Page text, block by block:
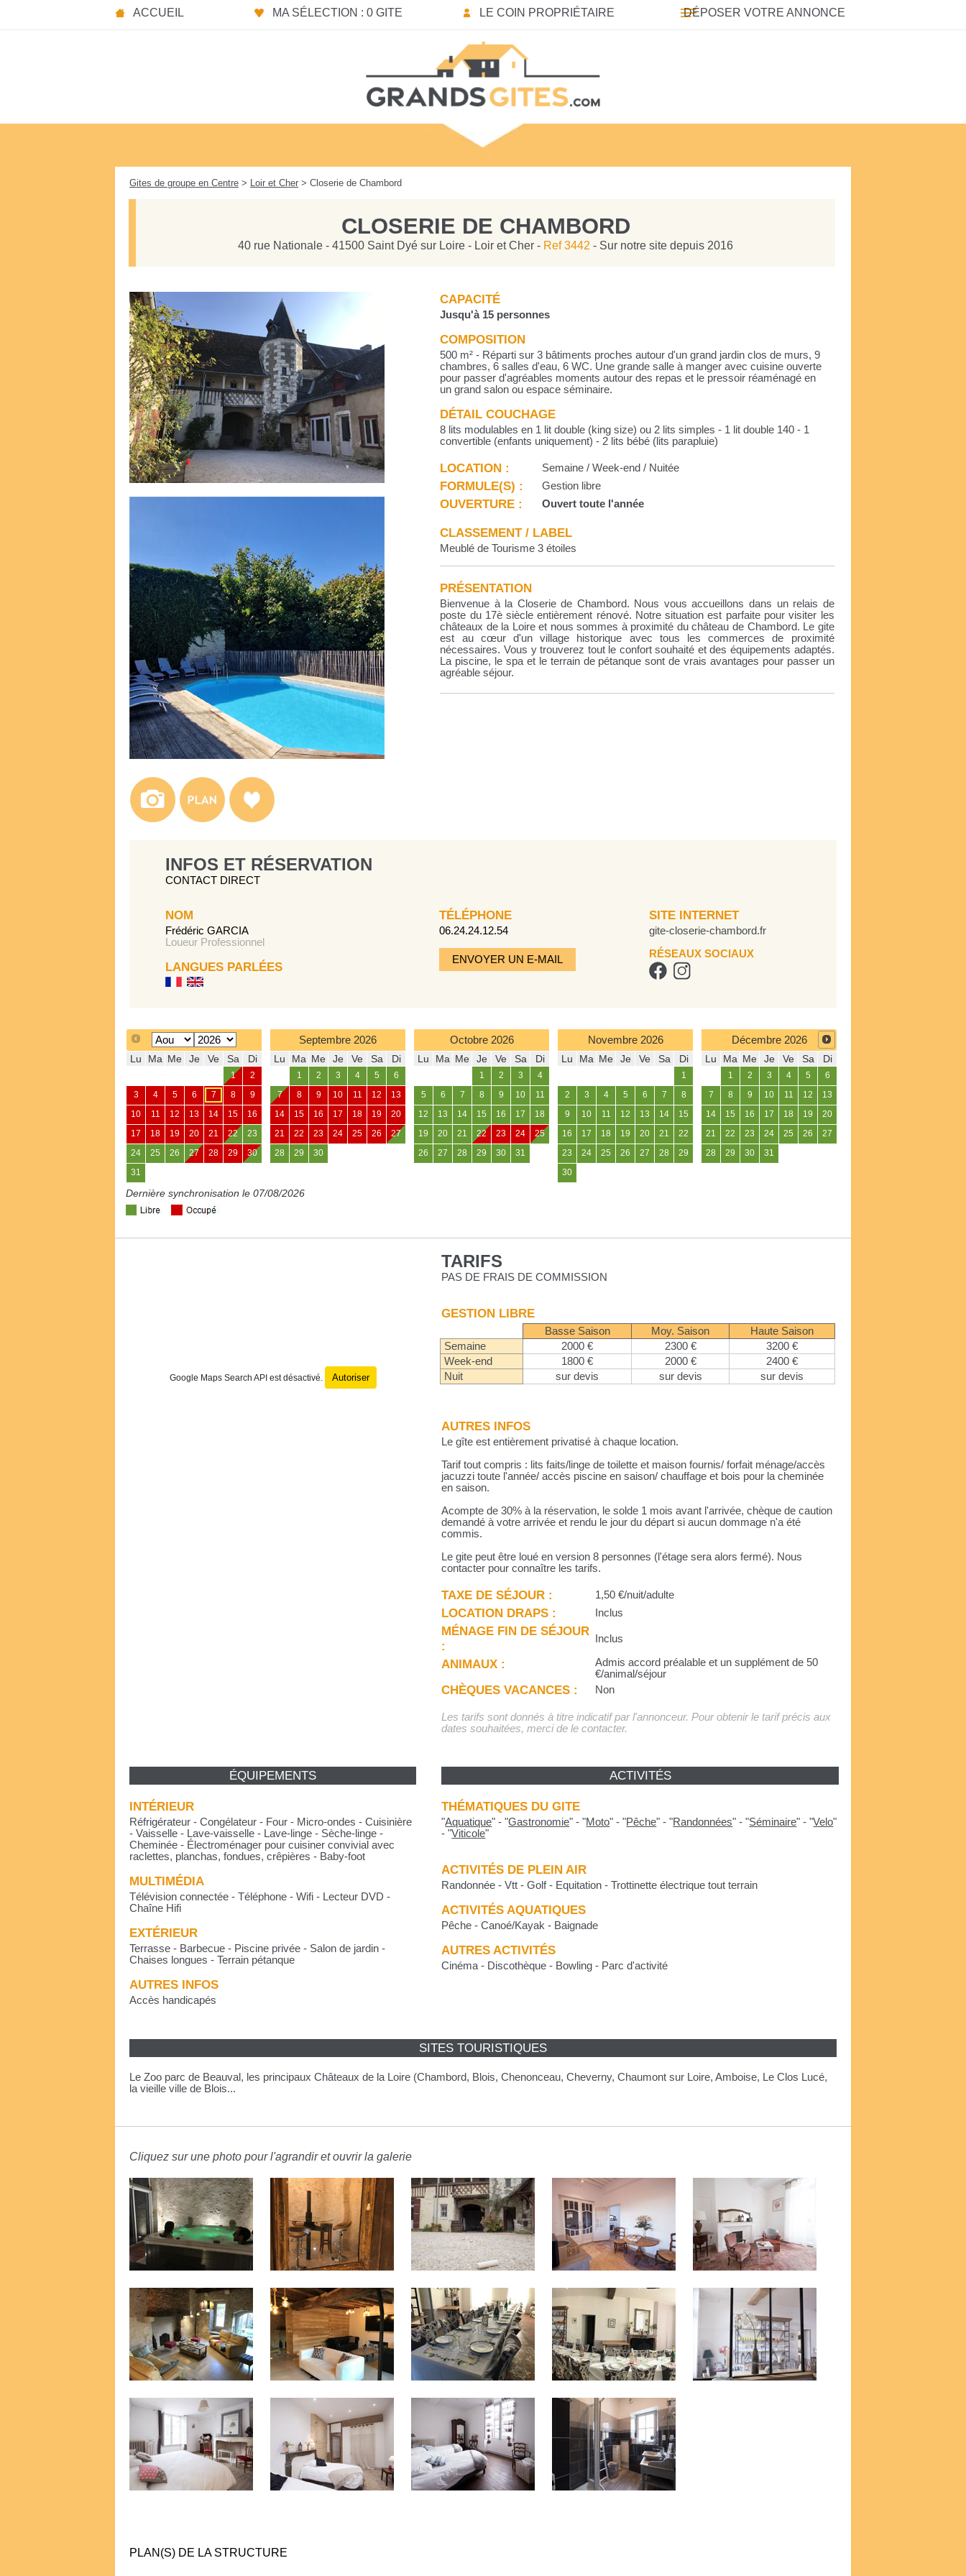
ACCUEIL MA SÉLECTION : 0 GITE LE COIN PROPRIÉTAIRE DÉPOSER VOTRE ANNONCE
Gites de groupe en Centre > Loir et Cher > Closerie de Chambord
CLOSERIE DE CHAMBORD
40 rue Nationale - 41500 Saint Dyé sur Loire - Loir et Cher - Ref 3442 - Sur notre site depuis 2016
CAPACITÉ
Jusqu'à 15 personnes
COMPOSITION
500 m² - Réparti sur 3 bâtiments proches autour d'un grand jardin clos de murs, 9
chambres, 6 salles d'eau, 6 WC. Une grande salle à manger avec cuisine ouverte
pour passer d'agréables moments autour des repas et le pressoir réaménagé en
un grand salon ou espace séminaire.
DÉTAIL COUCHAGE
8 lits modulables en 1 lit double (king size) ou 2 lits simples - 1 lit double 140 - 1
convertible (enfants uniquement) - 2 lits bébé (lits parapluie)
LOCATION : Semaine / Week-end / Nuitée
FORMULE(S) : Gestion libre
OUVERTURE : Ouvert toute l'année
CLASSEMENT / LABEL
Meublé de Tourisme 3 étoiles
PRÉSENTATION
Bienvenue à la Closerie de Chambord. Nous vous accueillons dans un relais de
poste du 17è siècle entièrement rénové. Notre situation est parfaite pour visiter les
châteaux de la Loire et nous sommes à proximité du château de Chambord. Le gite
est au cœur d'un village historique avec tous les commerces de proximité
nécessaires. Vous y trouverez tout le confort souhaité et des équipements adaptés.
La piscine, le spa et le terrain de pétanque sont de vrais avantages pour passer un
agréable séjour.
INFOS ET RÉSERVATION
CONTACT DIRECT
NOM
Frédéric GARCIA
Loueur Professionnel
LANGUES PARLÉES
TÉLÉPHONE
06.24.24.12.54
ENVOYER UN E-MAIL
SITE INTERNET
gite-closerie-chambord.fr
RÉSEAUX SOCIAUX
Lu Ma Me Je Ve Sa Di
1 2
3 4 5 6 7 8 9
10 11 12 13 14 15 16
17 18 19 20 21 22 23
24 25 26 27 28 29 30
31
Septembre 2026
Lu Ma Me Je Ve Sa Di
1 2 3 4 5 6
7 8 9 10 11 12 13
14 15 16 17 18 19 20
21 22 23 24 25 26 27
28 29 30
Octobre 2026
Lu Ma Me Je Ve Sa Di
1 2 3 4
5 6 7 8 9 10 11
12 13 14 15 16 17 18
19 20 21 22 23 24 25
26 27 28 29 30 31
Novembre 2026
Lu Ma Me Je Ve Sa Di
1
2 3 4 5 6 7 8
9 10 11 12 13 14 15
16 17 18 19 20 21 22
23 24 25 26 27 28 29
30
Décembre 2026
Lu Ma Me Je Ve Sa Di
1 2 3 4 5 6
7 8 9 10 11 12 13
14 15 16 17 18 19 20
21 22 23 24 25 26 27
28 29 30 31
Dernière synchronisation le 07/08/2026
Google Maps Search API est désactivé. Autoriser
TARIFS
PAS DE FRAIS DE COMMISSION
GESTION LIBRE
Basse Saison Moy. Saison
Haute Saison
Semaine
2000 € 2300 €
3200 €
Week-end
1800 € 2000 €
2400 €
Nuit
sur devis sur devis sur devis
AUTRES INFOS
Le gîte est entièrement privatisé à chaque location.
Tarif tout compris : lits faits/linge de toilette et maison fournis/ forfait ménage/accès
jacuzzi toute l'année/ accès piscine en saison/ chauffage et bois pour la cheminée
en saison.
Acompte de 30% à la réservation, le solde 1 mois avant l'arrivée, chèque de caution
demandé à votre arrivée et rendu le jour du départ si aucun dommage n'a été
commis.
Le gite peut être loué en version 8 personnes (l'étage sera alors fermé). Nous
contacter pour connaître les tarifs.
TAXE DE SÉJOUR : 1,50 €/nuit/adulte
LOCATION DRAPS : Inclus
MÉNAGE FIN DE SÉJOUR
:
Inclus
ANIMAUX :
Admis accord préalable et un supplément de 50
€/animal/séjour
CHÈQUES VACANCES : Non
Les tarifs sont donnés à titre indicatif par l'annonceur. Pour obtenir le tarif précis aux
dates souhaitées, merci de le contacter.
ÉQUIPEMENTS
INTÉRIEUR
Réfrigérateur - Congélateur - Four - Micro-ondes - Cuisinière
- Vaisselle - Lave-vaisselle - Lave-linge - Sèche-linge -
Cheminée - Électroménager pour cuisiner convivial avec
raclettes, planchas, fondues, crêpières - Baby-foot
MULTIMÉDIA
Télévision connectée - Téléphone - Wifi - Lecteur DVD -
Chaîne Hifi
EXTÉRIEUR
Terrasse - Barbecue - Piscine privée - Salon de jardin -
Chaises longues - Terrain pétanque
AUTRES INFOS
Accès handicapés
ACTIVITÉS
THÉMATIQUES DU GITE
"Aquatique" -"Gastronomie" -"Moto" -"Pêche" -"Randonnées" -"Séminaire" -"Velo"
-"Viticole"
ACTIVITÉS DE PLEIN AIR
Randonnée - Vtt - Golf - Equitation - Trottinette électrique tout terrain
ACTIVITÉS AQUATIQUES
Pêche - Canoé/Kayak - Baignade
AUTRES ACTIVITÉS
Cinéma - Discothèque - Bowling - Parc d'activité
SITES TOURISTIQUES
Le Zoo parc de Beauval, les principaux Châteaux de la Loire (Chambord, Blois, Chenonceau, Cheverny, Chaumont sur Loire, Amboise, Le Clos Lucé,
la vieille ville de Blois...
Cliquez sur une photo pour l'agrandir et ouvrir la galerie
PLAN(S) DE LA STRUCTURE
Panneau de gestion des cookies